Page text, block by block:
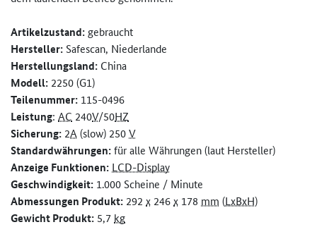
Artikelzustand: gebraucht
Hersteller: Safescan, Niederlande
Herstellungsland: China
Modell: 2250 (G1)
Teilenummer: 115-0496
Leistung: AC 240V/50HZ
Sicherung: 2A (slow) 250V
Standardwährungen:für alle Währungen (laut Hersteller)
Anzeige Funktionen: LCD-Display
Geschwindigkeit: 1.000 Scheine / Minute
Abmessungen Produkt: 292 x 246x 178 mm (LxBxH)
Gewicht Produkt: 5,7 kg